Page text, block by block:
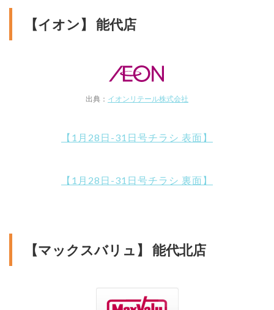
【イオン】 能代店
出典： イオンリテール株式会社
【1月28日-31日号チラシ 表面】
【1月28日-31日号チラシ 裏面】
【マックスバリュ】 能代北店